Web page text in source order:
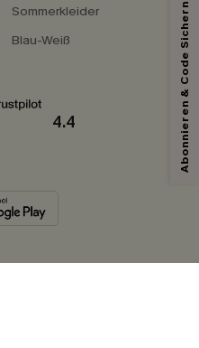
Sommerkleider
Blau-Weiß
4.4 Abonnieren & Code Sichern